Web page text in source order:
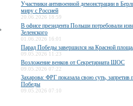
Участники антивоенной демонстрации в
миру с Россией
20.06.2026 18:59
В офисе президента Польши потребовали
Зеленского
01.06.2026 16:01
Парад Победы завершился на Красной
09.05.2026 11:23
Возложение венков от Секретариата ШОС
09.05.2026 07:22
Захарова: ФРГ показала свою суть, запретив
Победы
09.05.2026 07:10